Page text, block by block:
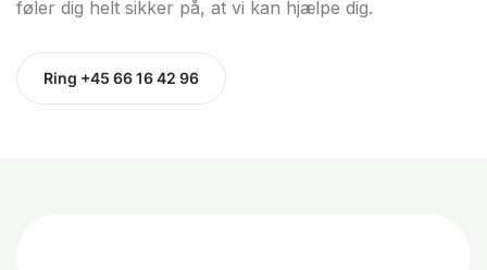
føler dig helt sikker på, at vi kan hjælpe dig.
Ring +45 66 16 42 96